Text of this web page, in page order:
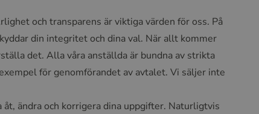
och transparens är viktiga värden för oss. På
din integritet och dina val. När allt kommer
det. Alla våra anställda är bundna av strikta
för genomförandet av avtalet. Vi säljer inte
ändra och korrigera dina uppgifter. Naturligtvis